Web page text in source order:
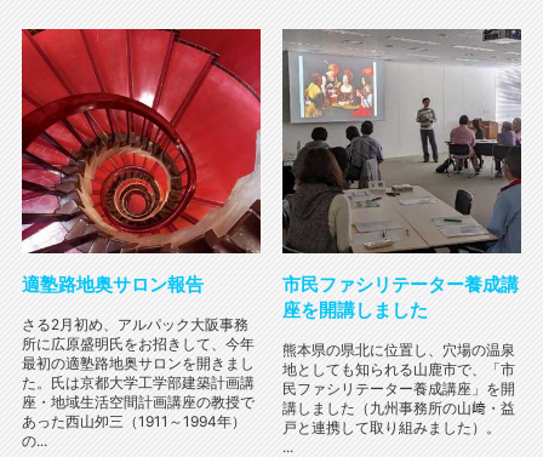
適塾路地奥サロン報告
さる2月初め、アルパック大阪事務
所に広原盛明氏をお招きして、今年
最初の適塾路地奥サロンを開きまし
た。氏は京都大学工学部建築計画講
座・地域生活空間計画講座の教授で
あった西山夘三（1911～1994年）
の...
市民ファシリテーター養成講
座を開講しました
熊本県の県北に位置し、穴場の温泉
地としても知られる山鹿市で、「市
民ファシリテーター養成講座」を開
講しました（九州事務所の山﨑・益
戸と連携して取り組みました）。
...